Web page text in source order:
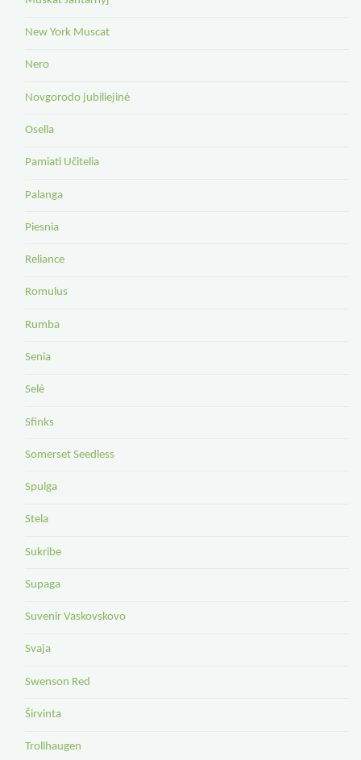
New York Muscat
Nero
Novgorodo jubiliejinė
Osella
Pamiati Učitelia
Palanga
Piesnia
Reliance
Romulus
Rumba
Senia
Selė
Sfinks
Somerset Seedless
Spulga
Stela
Sukribe
Supaga
Suvenir Vaskovskovo
Svaja
Swenson Red
Širvinta
Trollhaugen